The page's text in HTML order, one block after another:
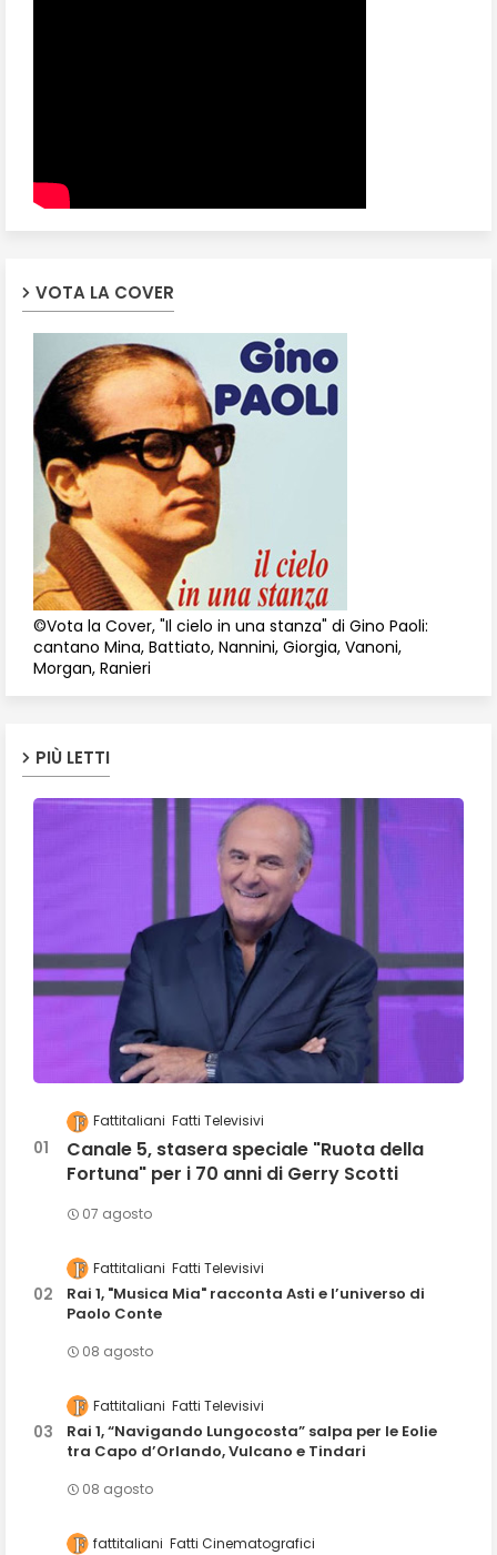
VOTA LA COVER
©Vota la Cover, "Il cielo in una stanza" di Gino Paoli:
cantano Mina, Battiato, Nannini, Giorgia, Vanoni,
Morgan, Ranieri
PIÙ LETTI
Fattitaliani Fatti Televisivi
Canale 5, stasera speciale "Ruota della
Fortuna" per i 70 anni di Gerry Scotti
07 agosto
Fattitaliani Fatti Televisivi
Rai 1, "Musica Mia" racconta Asti e l’universo di
Paolo Conte
08 agosto
Fattitaliani Fatti Televisivi
Rai 1, “Navigando Lungocosta” salpa per le Eolie
tra Capo d’Orlando, Vulcano e Tindari
08 agosto
fattitaliani Fatti Cinematografici